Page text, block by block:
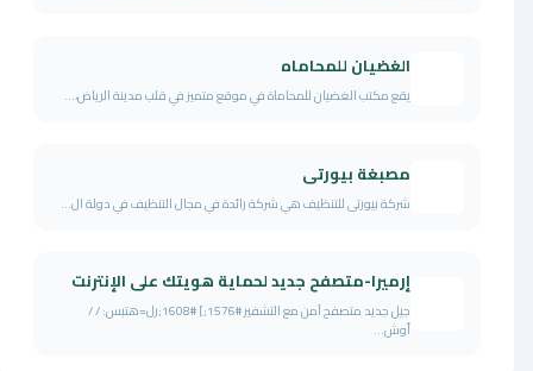
الغضيان للمحاماه
يقع مكتب الغضيان للمحاماة في موقع متميز في قلب مدينة الرياض،...
مصبغة بيورتى
شركة بيورتى للتنظيف هي شركة رائدة في مجال التنظيف في دولة ال...
إرميرا-متصفح جديد لحماية هويتك على الإنترنت
جيل جديد متصفح آمن مع التشفير #1576;] #1608;رل=هتبس: / /
أوش...